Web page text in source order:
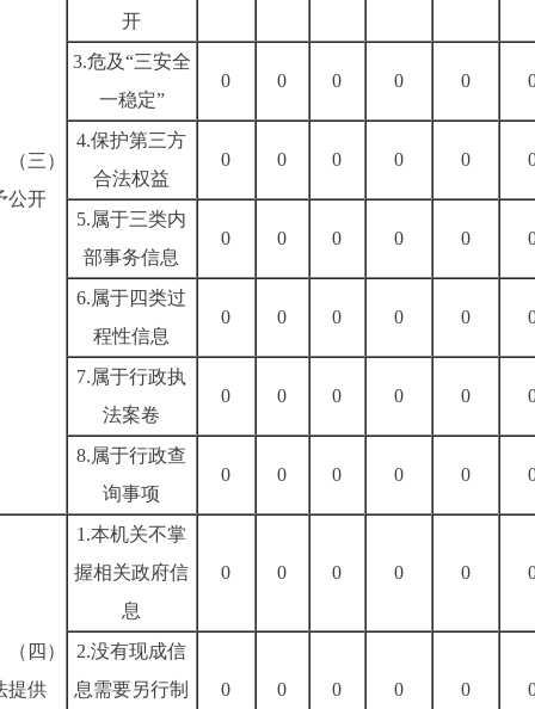
（三）
公开
开
3.危及“三安全
一稳定”
0 0 0 0 0
4.保护第三方
合法权益
0 0 0 0 0
5.属于三类内
部事务信息
0 0 0 0 0
6.属于四类过
程性信息
0 0 0 0 0
7.属于行政执
法案卷
0 0 0 0 0
8.属于行政查
询事项
0 0 0 0 0
（四）
提供
1.本机关不掌
握相关政府信
息
0 0 0 0 0
2.没有现成信
息需要另行制
0 0 0 0 0